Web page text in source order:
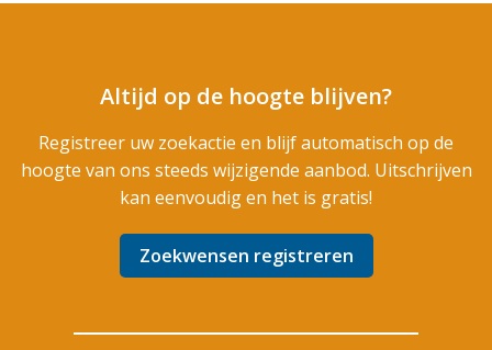
Altijd op de hoogte blijven?
Registreer uw zoekactie en blijf automatisch op de
hoogte van ons steeds wijzigende aanbod. Uitschrijven
kan eenvoudig en het is gratis!
Zoekwensen registreren